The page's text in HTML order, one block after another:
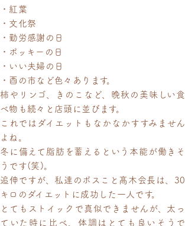
・紅葉
・文化祭
・勤労感謝の日
・ポッキーの日
・いい夫婦の日
・酉の市など色々あります。
柿やリンゴ、きのこなど、晩秋の美味しい食
べ物も続々と店頭に並びます。
これではダイエットもなかなかすすみません
よね。
冬に備えて脂肪を蓄えるという本能が働きそ
うです(笑)。
追伸ですが、私達のボスこと髙木会長は、30
キロのダイエットに成功した一人です。
とてもストイックで真似できませんが、太っ
ていた時に比べ、体調はとても良いそうで